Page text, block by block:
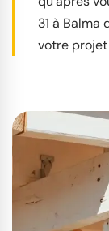
31 à Balma
votre projet